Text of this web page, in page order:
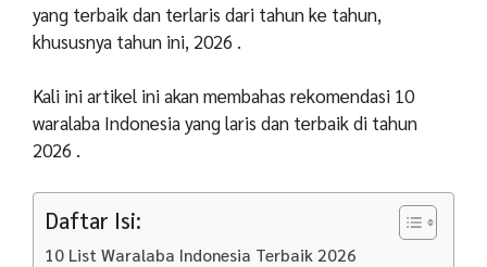
yang terbaik dan terlaris dari tahun ke tahun,
khususnya tahun ini, 2026 .
Kali ini artikel ini akan membahas rekomendasi 10
waralaba Indonesia yang laris dan terbaik di tahun
2026 .
Daftar Isi:
10 List Waralaba Indonesia Terbaik 2026